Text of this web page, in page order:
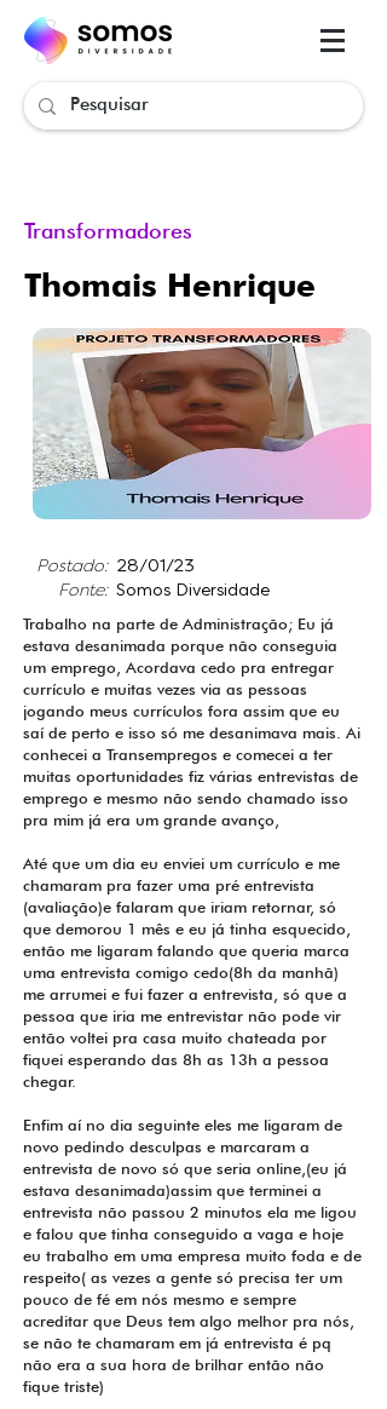
Transformadores
Thomais Henrique
Postado: 28/01/23
Fonte: Somos Diversidade
.
Trabalho na parte de Administração; Eu já
estava desanimada porque não conseguia
um emprego, Acordava cedo pra entregar
currículo e muitas vezes via as pessoas
jogando meus currículos fora assim que eu
saí de perto e isso só me desanimava mais. Ai
conhecei a Transempregos e comecei a ter
muitas oportunidades fiz várias entrevistas de
emprego e mesmo não sendo chamado isso
pra mim já era um grande avanço,
Até que um dia eu enviei um currículo e me
chamaram pra fazer uma pré entrevista
(avaliação)e falaram que iriam retornar, só
que demorou 1 mês e eu já tinha esquecido,
então me ligaram falando que queria marca
uma entrevista comigo cedo(8h da manhã)
me arrumei e fui fazer a entrevista, só que a
pessoa que iria me entrevistar não pode vir
então voltei pra casa muito chateada por
fiquei esperando das 8h as 13h a pessoa
chegar.
Enfim aí no dia seguinte eles me ligaram de
novo pedindo desculpas e marcaram a
entrevista de novo só que seria online,(eu já
estava desanimada)assim que terminei a
entrevista não passou 2 minutos ela me ligou
e falou que tinha conseguido a vaga e hoje
eu trabalho em uma empresa muito foda e de
respeito( as vezes a gente só precisa ter um
pouco de fé em nós mesmo e sempre
acreditar que Deus tem algo melhor pra nós,
se não te chamaram em já entrevista é pq
não era a sua hora de brilhar então não
fique triste)